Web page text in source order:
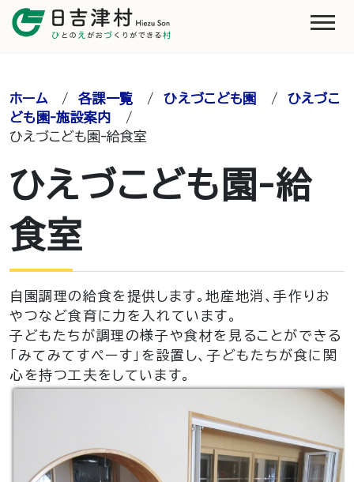
ホーム /各課一覧 /ひえづこども園 / ひえづこ
ども園-施設案内
/
ひえづこども園-給食室
ひえづこども園-給
食室
自園調理の給食を提供します。地産地消、手作りお
やつなど食育に力を入れています。
子どもたちが調理の様子や食材を見ることができる
「みてみてすぺーす」を設置し、子どもたちが食に関
心を持つ工夫をしています。